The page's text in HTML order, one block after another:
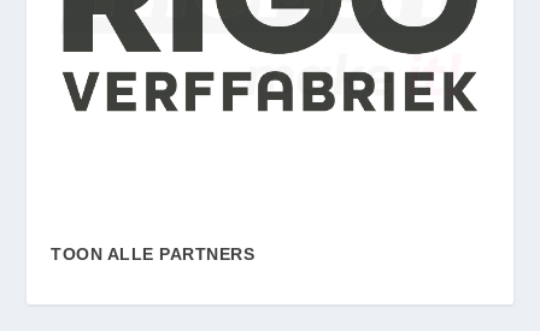
TOON ALLE PARTNERS